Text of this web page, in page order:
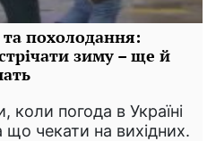
похолодання:
зиму – ще й
коли погода в Україні
що чекати на вихідних.